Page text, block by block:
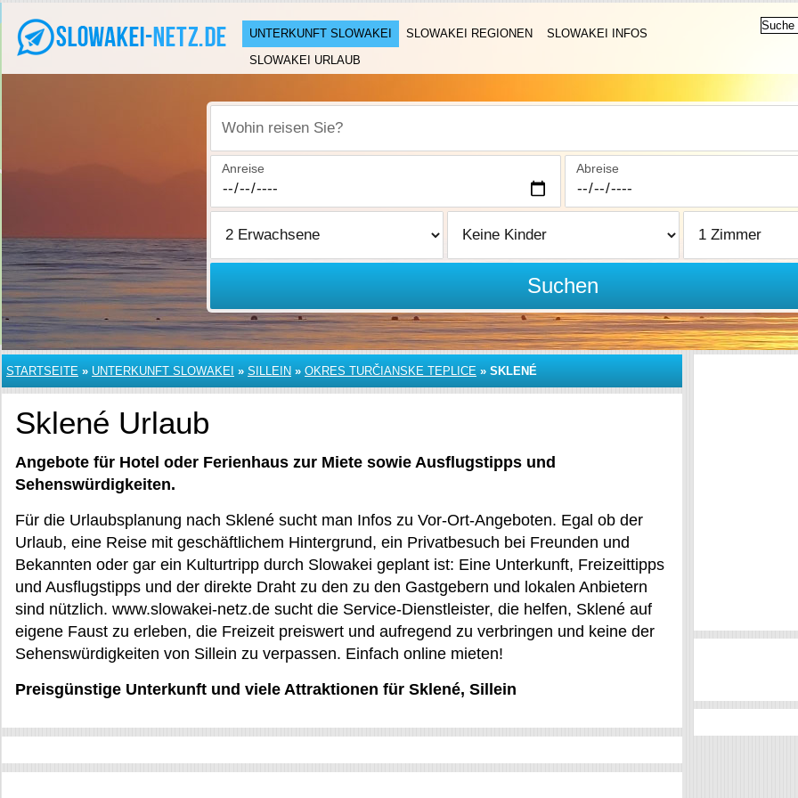
UNTERKUNFT SLOWAKEI SLOWAKEI REGIONEN
SLOWAKEI INFOS
SLOWAKEI URLAUB
Wohin reisen Sie?
Anreise Abreise
Suchen
STARTSEITE » UNTERKUNFT SLOWAKEI » SILLEIN » OKRES TURČIANSKE TEPLICE » SKLENÉ
Sklené Urlaub
Angebote für Hotel oder Ferienhaus zur Miete sowie Ausflugstipps und
Sehenswürdigkeiten.
Für die Urlaubsplanung nach Sklené sucht man Infos zu Vor-Ort-Angeboten. Egal ob der
Urlaub, eine Reise mit geschäftlichem Hintergrund, ein Privatbesuch bei Freunden und
Bekannten oder gar ein Kulturtripp durch Slowakei geplant ist: Eine Unterkunft, Freizeittipps
und Ausflugstipps und der direkte Draht zu den zu den Gastgebern und lokalen Anbietern
sind nützlich. www.slowakei-netz.de sucht die Service-Dienstleister, die helfen, Sklené auf
eigene Faust zu erleben, die Freizeit preiswert und aufregend zu verbringen und keine der
Sehenswürdigkeiten von Sillein zu verpassen. Einfach online mieten!
Preisgünstige Unterkunft und viele Attraktionen für Sklené, Sillein